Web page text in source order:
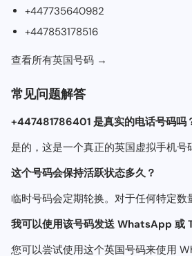
+447735640982
+447853178516
查看所有英国号码 →
常见问题解答
+447481786401 是真实的电话号码吗
是的，这是一个真正的英国虚拟手机号
这个号码会保持活跃状态​​多久？
临时号码会定期轮换。对于任何特定数
我可以使用该号码发送 WhatsApp 或
您可以尝试使用这个英国号码来使用